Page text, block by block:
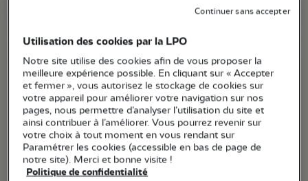
Article
Utilisation des cookies par la LPO
Notre site utilise des cookies afin de vous proposer la
meilleure expérience possible. En cliquant sur « Accepter
et fermer », vous autorisez le stockage de cookies sur
votre appareil pour améliorer votre navigation sur nos
pages, nous permettre d’analyser l’utilisation du site et
ainsi contribuer à l’améliorer. Vous pourrez revenir sur
votre choix à tout moment en vous rendant sur
Paramétrer les cookies (accessible en bas de page de
notre site). Merci et bonne visite !
Politique de confidentialité
Continuer sans accepter